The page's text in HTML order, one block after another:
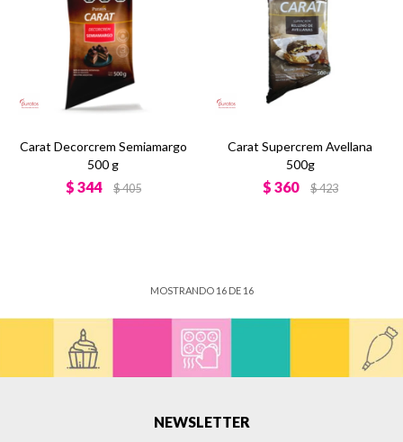
Carat Decorcrem Semiamargo
500 g
$ 344 $405
Carat Supercrem Avellana
500g
$ 360 $423
MOSTRANDO 16DE 16
NEWSLETTER